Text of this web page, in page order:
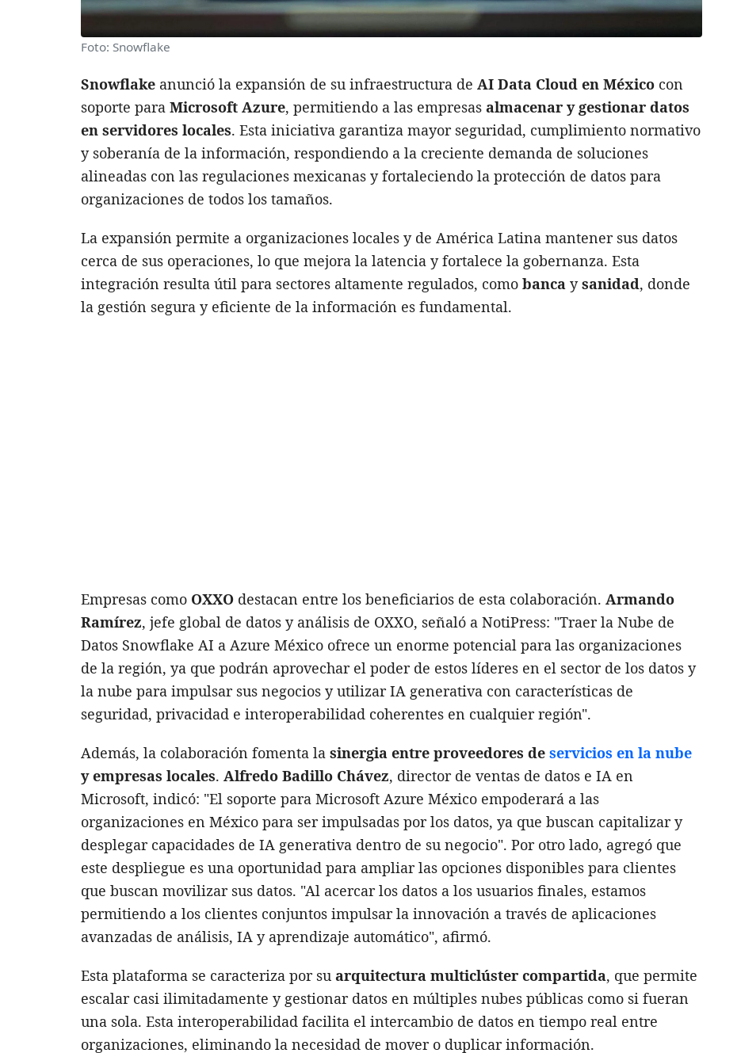
Foto: Snowflake
Snowflake anunció la expansión de su infraestructura de AI Data Cloud en México con
soporte para Microsoft Azure, permitiendo a las empresas almacenar y gestionar datos
en servidores locales. Esta iniciativa garantiza mayor seguridad, cumplimiento normativo
y soberanía de la información, respondiendo a la creciente demanda de soluciones
alineadas con las regulaciones mexicanas y fortaleciendo la protección de datos para
organizaciones de todos los tamaños.
La expansión permite a organizaciones locales y de América Latina mantener sus datos
cerca de sus operaciones, lo que mejora la latencia y fortalece la gobernanza. Esta
integración resulta útil para sectores altamente regulados, como banca ysanidad, donde
la gestión segura y eficiente de la información es fundamental.
Empresas como OXXO destacan entre los beneficiarios de esta colaboración. Armando
Ramírez, jefe global de datos y análisis de OXXO, señaló a NotiPress: "Traer la Nube de
Datos Snowflake AI a Azure México ofrece un enorme potencial para las organizaciones
de la región, ya que podrán aprovechar el poder de estos líderes en el sector de los datos y
la nube para impulsar sus negocios y utilizar IA generativa con características de
seguridad, privacidad e interoperabilidad coherentes en cualquier región".
Además, la colaboración fomenta la sinergia entre proveedores de servicios en la nube
y empresas locales. Alfredo Badillo Chávez, director de ventas de datos e IA en
Microsoft, indicó: "El soporte para Microsoft Azure México empoderará a las
organizaciones en México para ser impulsadas por los datos, ya que buscan capitalizar y
desplegar capacidades de IA generativa dentro de su negocio". Por otro lado, agregó que
este despliegue es una oportunidad para ampliar las opciones disponibles para clientes
que buscan movilizar sus datos. "Al acercar los datos a los usuarios finales, estamos
permitiendo a los clientes conjuntos impulsar la innovación a través de aplicaciones
avanzadas de análisis, IA y aprendizaje automático", afirmó.
Esta plataforma se caracteriza por su arquitectura multiclúster compartida, que permite
escalar casi ilimitadamente y gestionar datos en múltiples nubes públicas como si fueran
una sola. Esta interoperabilidad facilita el intercambio de datos en tiempo real entre
organizaciones, eliminando la necesidad de mover o duplicar información.